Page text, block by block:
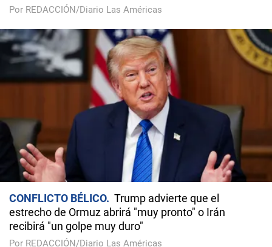
Por REDACCIÓN/Diario Las Américas
CONFLICTO BÉLICO
Trump advierte que el
estrecho de Ormuz abrirá "muy pronto" o Irán
recibirá "un golpe muy duro"
Por REDACCIÓN/Diario Las Américas